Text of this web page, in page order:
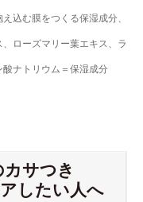
込む膜をつくる保湿成分、
ローズマリー葉エキス、ラ
ナトリウム＝保湿成分
カサつき
したい人へ